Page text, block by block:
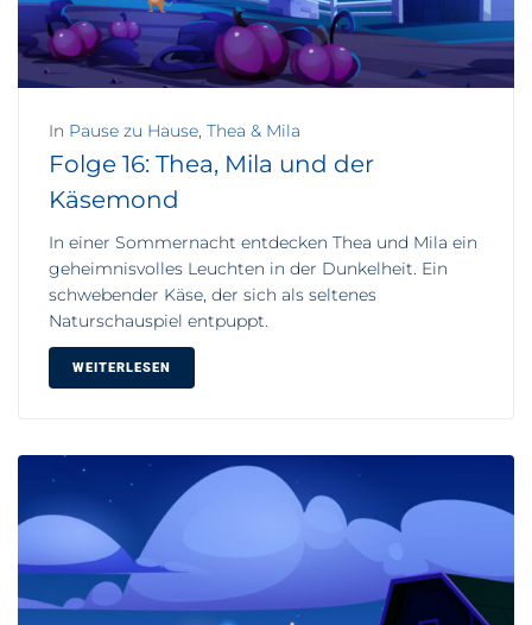
In Pause zu Hause, Thea & Mila
Folge 16: Thea, Mila und der
Käsemond
In einer Sommernacht entdecken Thea und Mila ein
geheimnisvolles Leuchten in der Dunkelheit. Ein
schwebender Käse, der sich als seltenes
Naturschauspiel entpuppt.
WEITERLESEN